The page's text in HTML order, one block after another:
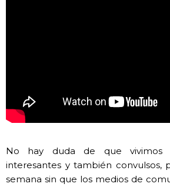
No hay duda de que vivimos
interesantes y también convulsos,
semana sin que los medios de